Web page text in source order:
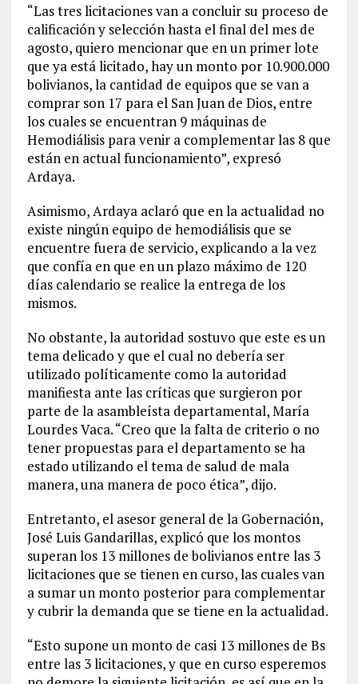
“Las tres licitaciones van a concluir su proceso de
calificación y selección hasta el final del mes de
agosto, quiero mencionar que en un primer lote
que ya está licitado, hay un monto por 10.900.000
bolivianos, la cantidad de equipos que se van a
comprar son 17 para el San Juan de Dios, entre
los cuales se encuentran 9 máquinas de
Hemodiálisis para venir a complementar las 8 que
están en actual funcionamiento”, expresó
Ardaya.
Asimismo, Ardaya aclaró que en la actualidad no
existe ningún equipo de hemodiálisis que se
encuentre fuera de servicio, explicando a la vez
que confía en que en un plazo máximo de 120
días calendario se realice la entrega de los
mismos.
No obstante, la autoridad sostuvo que este es un
tema delicado y que el cual no debería ser
utilizado políticamente como la autoridad
manifiesta ante las críticas que surgieron por
parte de la asambleísta departamental, María
Lourdes Vaca. “Creo que la falta de criterio o no
tener propuestas para el departamento se ha
estado utilizando el tema de salud de mala
manera, una manera de poco ética”, dijo.
Entretanto, el asesor general de la Gobernación,
José Luis Gandarillas, explicó que los montos
superan los 13 millones de bolivianos entre las 3
licitaciones que se tienen en curso, las cuales van
a sumar un monto posterior para complementar
y cubrir la demanda que se tiene en la actualidad.
“Esto supone un monto de casi 13 millones de Bs
entre las 3 licitaciones, y que en curso esperemos